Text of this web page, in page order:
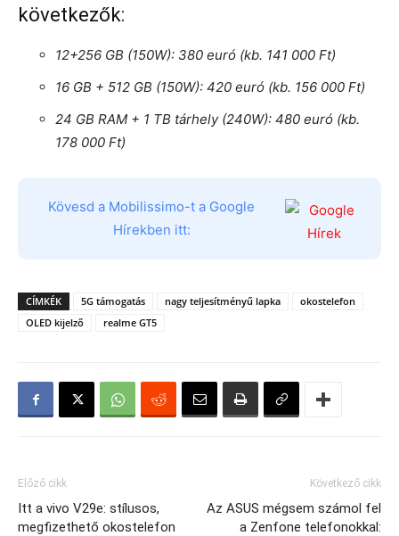
következők:
12+256 GB (150W): 380 euró (kb. 141 000 Ft)
16 GB + 512 GB (150W): 420 euró (kb. 156 000 Ft)
24 GB RAM + 1 TB tárhely (240W): 480 euró (kb.
178 000 Ft)
Kövesd a Mobilissimo-t a Google
Hírekben itt:
CÍMKÉK 5G támogatás nagy teljesítményű lapka
okostelefon
OLED kijelző
realme GT5
Előző cikk
Itt a vivo V29e: stílusos,
megfizethető okostelefon
Következő cikk
Az ASUS mégsem számol fel
a Zenfone telefonokkal: